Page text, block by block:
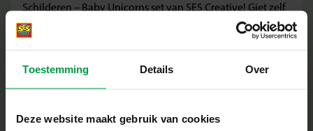
Toestemming Details Over
Deze website maakt gebruik van cookies
Schilderen – Baby Unicorns set van SES Creative! Giet zelf
tien schattige baby-eenhoorns en schilder ze daarna
helemaal naar jouw smaak. Kies voor zachte
kan allemaal. Voeg tot slot goud- en zilverkleurige
glitterlijm toe voor een betoverende finishing touch.
Wat deze set geweldig maakt